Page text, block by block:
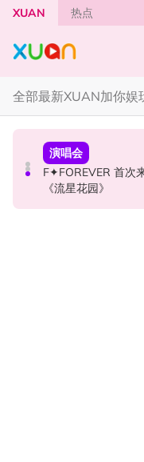
Skip to main content
XUAN 热点
全部最新XUAN加你娱
国际星闻
CORTIS MARTIN
获网友狂赞！
国际星闻
张员瑛频陷耍大牌
面！
演唱会
F✦FOREVER 首次
《流星花园》